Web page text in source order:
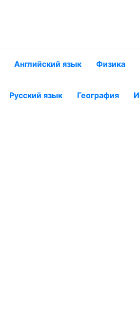
Английский язык Физика
Русский язык География